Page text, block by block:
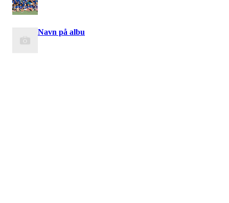
Navn på albu